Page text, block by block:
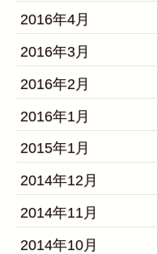
2016年4月
2016年3月
2016年2月
2016年1月
2015年1月
2014年12月
2014年11月
2014年10月